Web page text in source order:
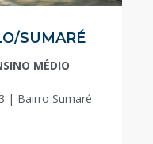
SUMARÉ
MÉDIO
| Bairro Sumaré